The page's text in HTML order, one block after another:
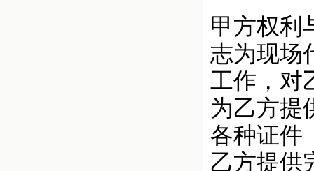
甲方权
志为现场
工作，对
为乙方提
各种证件
乙方提供